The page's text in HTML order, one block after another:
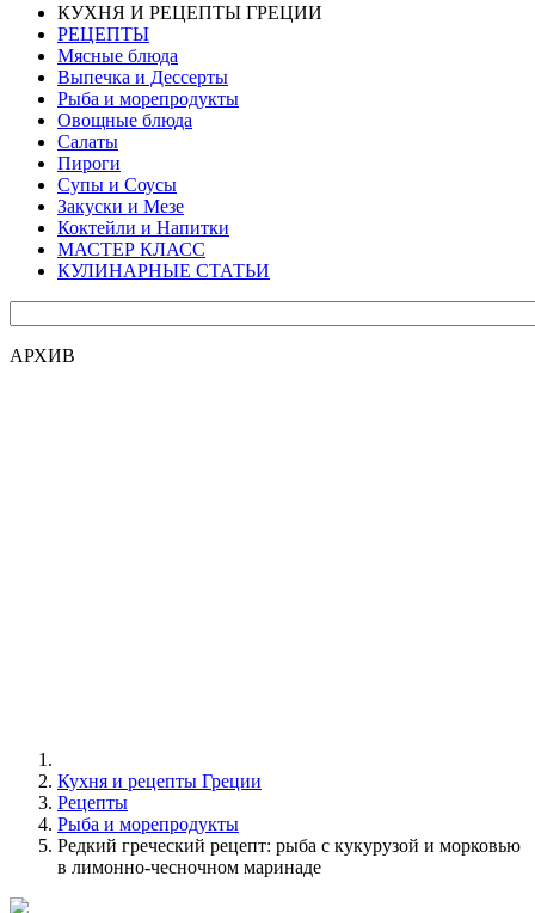
КУХНЯ И РЕЦЕПТЫ ГРЕЦИИ
РЕЦЕПТЫ
Мясные блюда
Выпечка и Дессерты
Рыба и морепродукты
Овощные блюда
Салаты
Пироги
Супы и Соусы
Закуски и Мезе
Коктейли и Напитки
МАСТЕР КЛАСС
КУЛИНАРНЫЕ СТАТЬИ
АРХИВ
Кухня и рецепты Греции
Рецепты
Рыба и морепродукты
Редкий греческий рецепт: рыба с кукурузой и морковью
в лимонно-чесночном маринаде